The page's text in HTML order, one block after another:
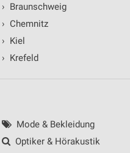
› Braunschweig
› Chemnitz
› Kiel
› Krefeld
Mode & Bekleidung
Optiker & Hörakustik